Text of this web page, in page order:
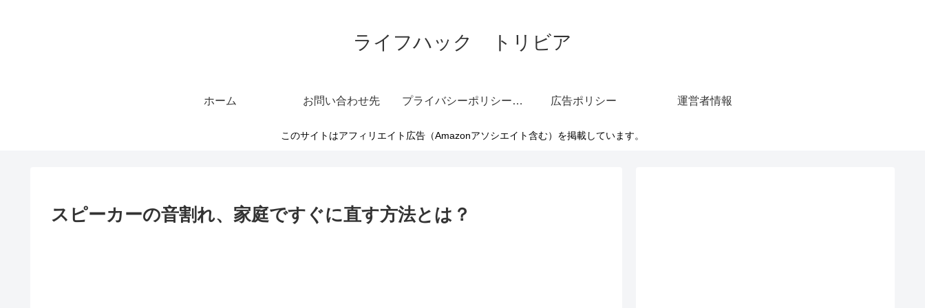
ライフハック トリビア
ホーム お問い合わせ先 プライバシーポリシー・免責事項 広告ポリシー 運営者情報
このサイトはアフィリエイト広告（Amazonアソシエイト含む）を掲載しています。
スピーカーの音割れ、家庭ですぐに直す方法とは？